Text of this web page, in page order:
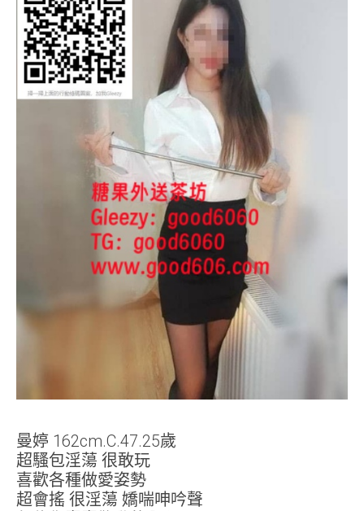
曼婷 162cm.C.47.25歲
超騷包淫蕩 很敢玩
喜歡各種做愛姿勢
超會搖 很淫蕩 嬌喘呻吟聲